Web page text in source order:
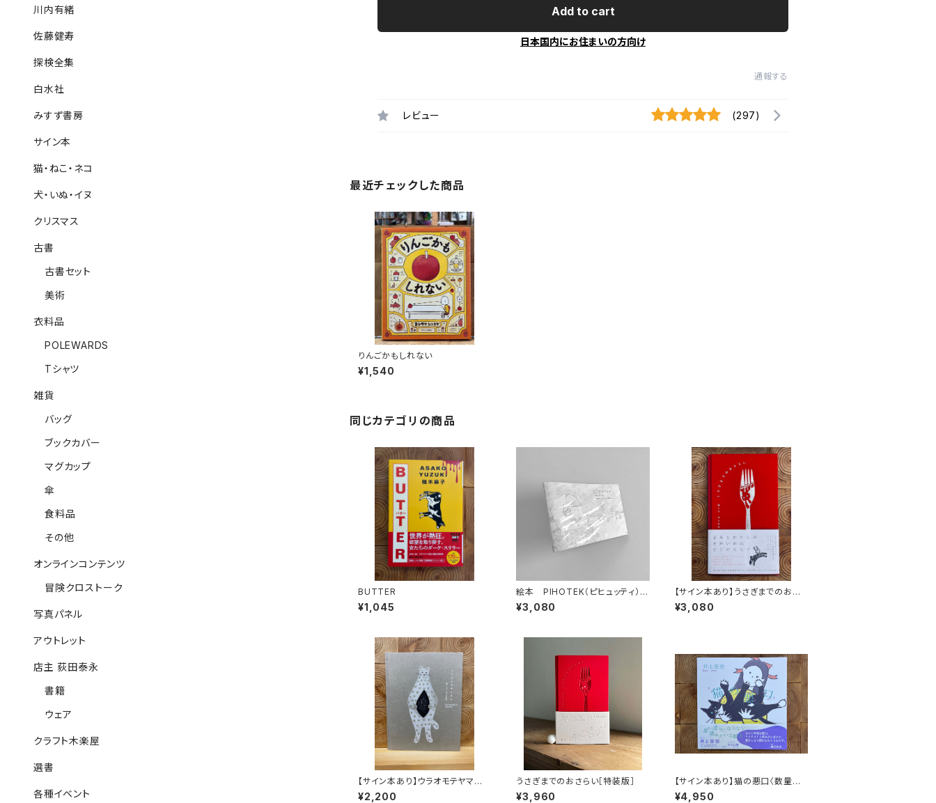
Add to cart
日本国内にお住まいの方向け
通報する
レビュー (297)
最近チェックした商品
りんごかもしれない
¥1,540
同じカテゴリの商品
BUTTER
¥1,045
絵本 PIHOTEK（ピヒュッティ）
北極を風と歩く
¥3,080
【サイン本あり】うさぎまでのおさ
らい［通常版］
¥3,080
【サイン本あり】ウラオモテヤマネ
コ
¥2,200
うさぎまでのおさらい［特装版］
¥3,960
【サイン本あり】猫の悪口〈数量限
定・オリジナルトート付き〉
¥4,950
川内有緒
佐藤健寿
探検全集
白水社
みすず書房
サイン本
猫・ねこ・ネコ
犬・いぬ・イヌ
クリスマス
古書
古書セット
美術
衣料品
POLEWARDS
Tシャツ
雑貨
バッグ
ブックカバー
マグカップ
傘
食料品
その他
オンラインコンテンツ
冒険クロストーク
写真パネル
アウトレット
店主 荻田泰永
書籍
ウェア
クラフト木楽屋
選書
各種イベント